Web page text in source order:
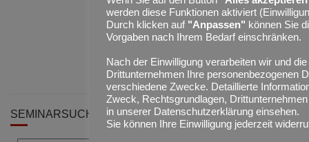
SEMINARSUCHE
werden diese Funktionen aktiviert
Durch klicken auf "Anpassen" können Sie
Vorgaben nach Ihrem Bedarf einschränken.
Nach der Einwilligung verarbeiten wir und
Drittunternehmen Ihre personenbezogenen
verschiedene Zwecke. Detaillierte
Zweck, Rechtsgrundlagen,
in unserer Datenschutzerklärung einsehen.
Sie können Ihre Einwilligung jederzeit